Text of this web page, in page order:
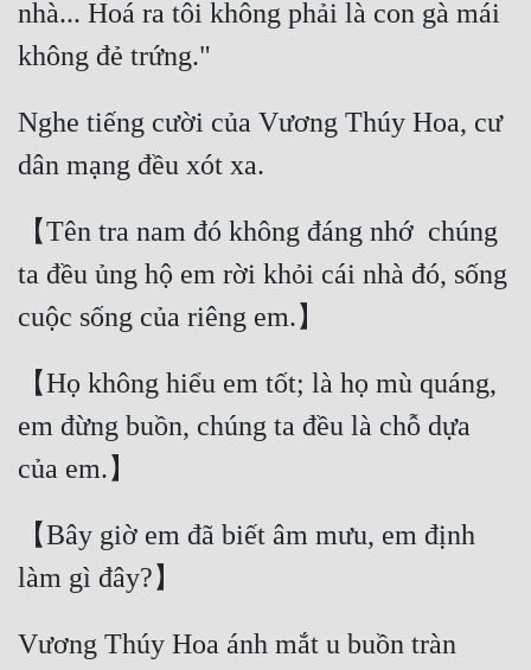
nhà... Hoá ra tôi không phải là con gà mái
Nghe tiếng cười của Vương Thúy Hoa, cư
【Tên tra nam đó không đáng nhớ  chúng
ta đều ủng hộ em rời khỏi cái nhà đó, sống
【Họ không hiểu em tốt; là họ mù quáng,
em đừng buồn, chúng ta đều là chỗ dựa
【Bây giờ em đã biết âm mưu, em định
Vương Thúy Hoa ánh mắt u buồn tràn